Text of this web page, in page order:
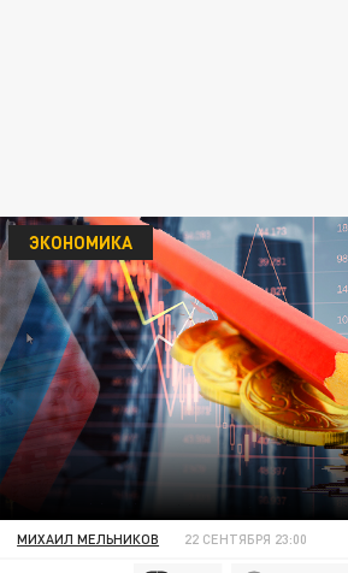
ЭКОНОМИКА
МИХАИЛ МЕЛЬНИКОВ 22 СЕНТЯБРЯ 23:00